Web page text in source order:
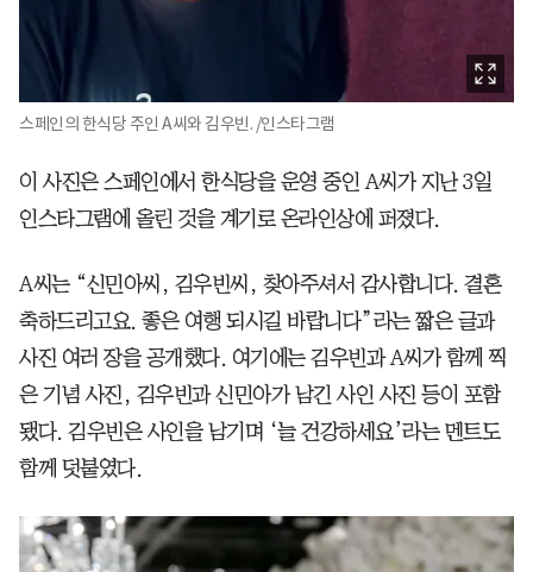
스페인의 한식당 주인 A씨와 김우빈. /인스타그램
이 사진은 스페인에서 한식당을 운영 중인 A씨가 지난 3일
인스타그램에 올린 것을 계기로 온라인상에 퍼졌다.
A씨는 “신민아씨, 김우빈씨, 찾아주셔서 감사합니다. 결혼
축하드리고요. 좋은 여행 되시길 바랍니다”라는 짧은 글과
사진 여러 장을 공개했다. 여기에는 김우빈과 A씨가 함께 찍
은 기념 사진, 김우빈과 신민아가 남긴 사인 사진 등이 포함
됐다. 김우빈은 사인을 남기며 ‘늘 건강하세요’라는 멘트도
함께 덧붙였다.